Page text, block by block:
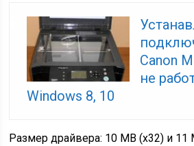
Canon
не
Windows 8, 10
Размер драйвера: 10 MB (x32) и 11